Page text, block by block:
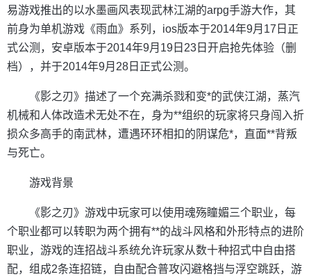
易游戏推出的以水墨画风表现武林江湖的arpg手游大作，其
前身为单机游戏《雨血》系列，ios版本于2014年9月17日正
式公测，安卓版本于2014年9月19日23日开启抢先体验（删
档），并于2014年9月28日正式公测。
《影之刃》描述了一个充满杀戮和变*的武侠江湖，蒸汽
机械和人体改造术无处不在，身为**组织的玩家将只身闯入折
损众多高手的南武林，遭遇环环相扣的阴谋危*，直面**背叛
与死亡。
游戏背景
《影之刃》游戏中玩家可以使用魂殇瞳媚三个职业，每
个职业都可以转职为两个拥有**的战斗风格和外形特点的进阶
职业，游戏的连招战斗系统允许玩家从数十种招式中自由搭
配，组成2条连招链，自由配合普攻闪避格挡与浮空跳跃，游